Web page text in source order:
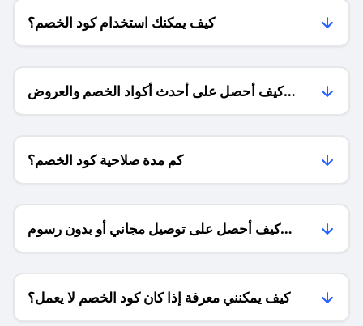
كيف يمكنك استخدام كود الخصم؟
كيف أحصل على أحدث أكواد الخصم والعروض
للمتاجر؟
كم مدة صلاحية كود الخصم؟
كيف أحصل على توصيل مجاني أو بدون رسوم
الشحن ؟
كيف يمكنني معرفة إذا كان كود الخصم لا يعمل؟